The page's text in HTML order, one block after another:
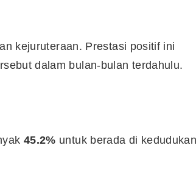
kejuruteraan. Prestasi positif ini
dalam bulan-bulan terdahulu.
45.2% untuk berada di